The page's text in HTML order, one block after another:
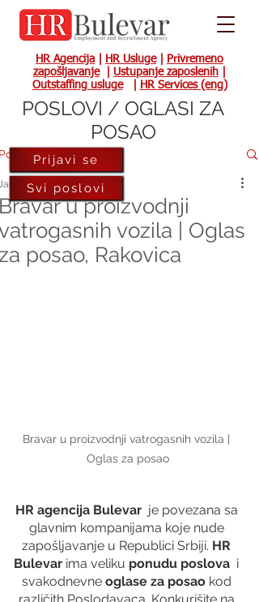
HR Agencija HR Usluge|
Privremeno
zapošljavanje| Ustupanje zaposlenih
Outstaffing usluge| HR Services (eng)
u proizvodnji
vozila | Oglas
posao, Rakovica
12, 2024
Bravar u proizvodnji vatrogasnih vozila |
Oglas za posao
HR agencija Bulevar
  je povezana sa
glavnim kompanijama koje nude
zapošljavanje u Republici Srbiji. HR
Bulevar ima veliku ponudu poslova
  i
svakodnevne oglase za posao kod
Prijavi se
Svi poslovi
POSLOVI / OGLASI ZA
POSAO